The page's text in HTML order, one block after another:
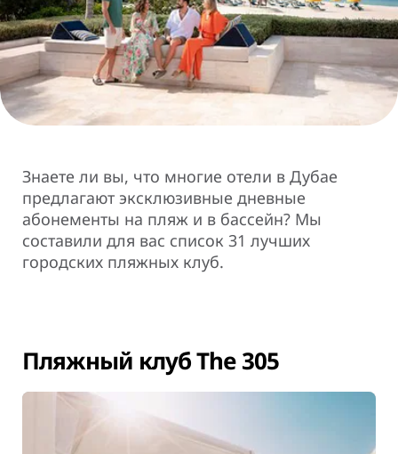
Знаете ли вы, что многие отели в Дубае
предлагают эксклюзивные дневные
абонементы на пляж и в бассейн? Мы
составили для вас список 31 лучших
городских пляжных клуб.
Пляжный клуб The 305